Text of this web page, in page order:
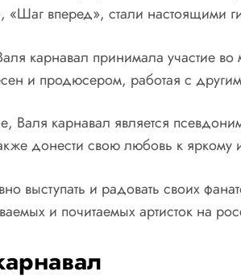
вперед», стали настоящими
карнавал принимала участие
и продюсером, работая с
Валя карнавал является
донести свою любовь к яркому
выступать и радовать своих
и почитаемых артисток на